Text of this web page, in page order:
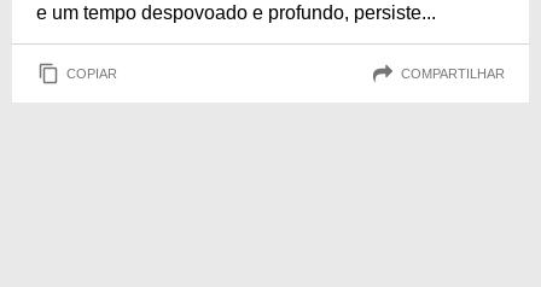
e um tempo despovoado e profundo, persiste...
COPIAR COMPARTILHAR